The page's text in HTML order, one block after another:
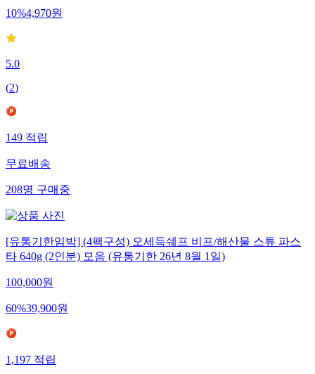
10%4,970원
5.0
(2)
149적립
무료배송
208명구매중
[유통기한임박] (4팩구성) 오세득쉐프 비프/해산물 스튜 파스
타 640g (2인분) 모음 (유통기한 26년 8월 1일)
100,000원
60%39,900원
1,197적립